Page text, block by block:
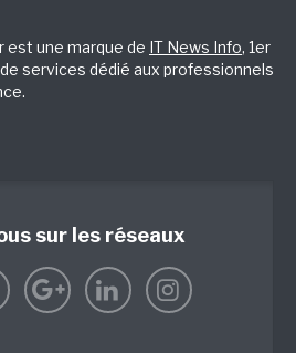
une marque de IT News Info, 1er
services dédié aux professionnels
sur les réseaux